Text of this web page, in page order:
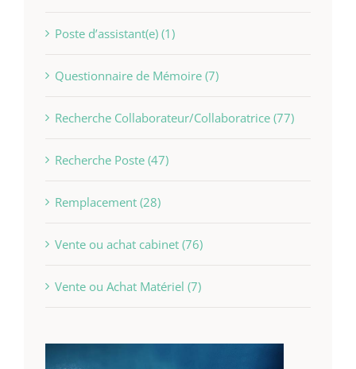
Poste d’assistant(e) (1)
Questionnaire de Mémoire (7)
Recherche Collaborateur/Collaboratrice (77)
Recherche Poste (47)
Remplacement (28)
Vente ou achat cabinet (76)
Vente ou Achat Matériel (7)